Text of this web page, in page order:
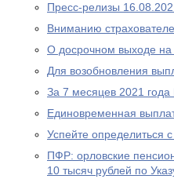
Пресс-релизы
Вниманию
О досрочном выходе
Для возобновления
За 7 месяцев 2021
Единовременная
Успейте определиться
ПФР: орловские
10 тысяч рублей по